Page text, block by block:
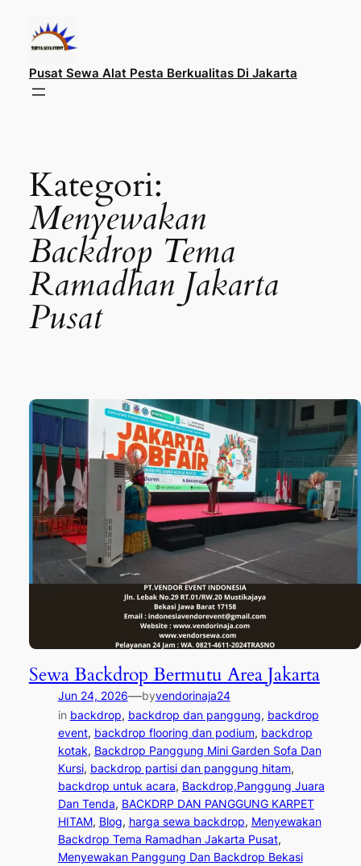
konten
Pusat Sewa Alat Pesta Berkualitas Di Jakarta
Kategori:
Menyewakan
Backdrop Tema
Ramadhan Jakarta
Pusat
Sewa Backdrop Bermutu Area Jakarta
Jun 24, 2026—byvendorinaja24
in backdrop, backdrop dan panggung, backdrop
event, backdrop flooring dan podium, backdrop
kotak, Backdrop Panggung Mini Garden Sofa Dan
Kursi, backdrop partisi dan panggung hitam
backdrop untuk acara, Backdrop,Panggung Juara
Dan Tenda, BACKDRP DAN PANGGUNG KARPET
HITAM, Blog, harga sewa backdrop, Menyewakan
Backdrop Tema Ramadhan Jakarta Pusat
Menyewakan Panggung Dan Backdrop Bekasi